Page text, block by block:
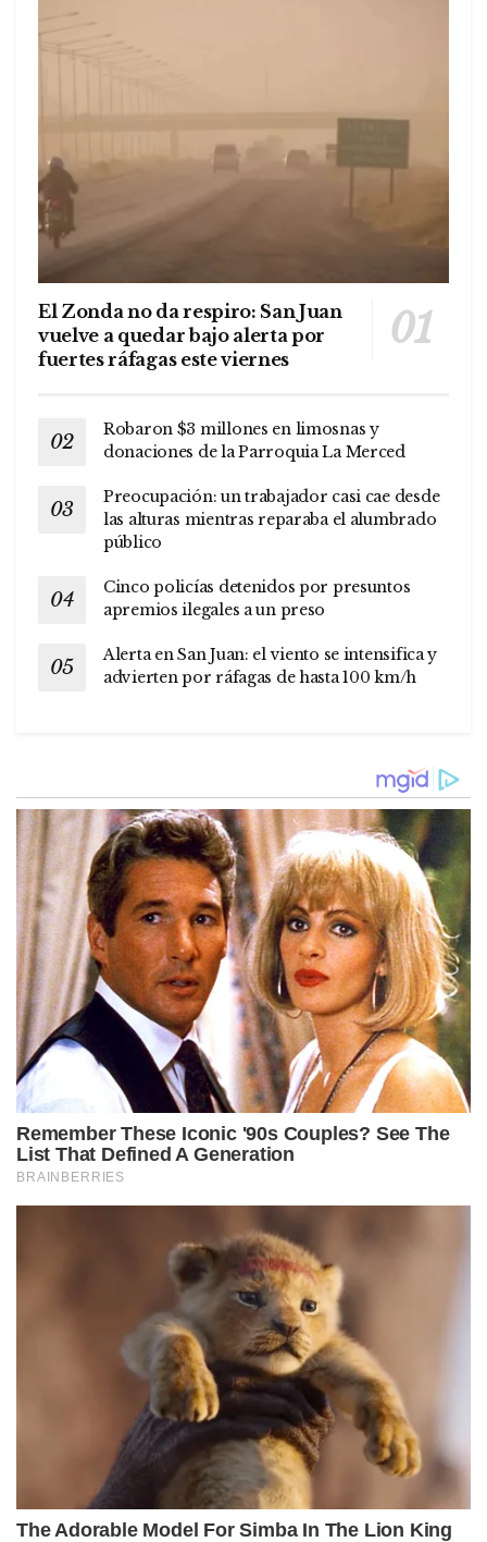
El Zonda no da respiro: San Juan
vuelve a quedar bajo alerta por
fuertes ráfagas este viernes
Robaron $3 millones en limosnas y
donaciones de la Parroquia La Merced
Preocupación: un trabajador casi cae desde
las alturas mientras reparaba el alumbrado
público
Cinco policías detenidos por presuntos
apremios ilegales a un preso
Alerta en San Juan: el viento se intensifica y
advierten por ráfagas de hasta 100 km/h